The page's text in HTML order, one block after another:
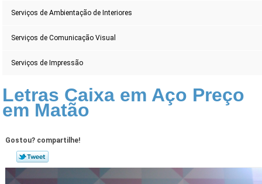
Serviços de Ambientação de Interiores
Serviços de Comunicação Visual
Serviços de Impressão
Letras Caixa em Aço Preço
em Matão
Gostou? compartilhe!